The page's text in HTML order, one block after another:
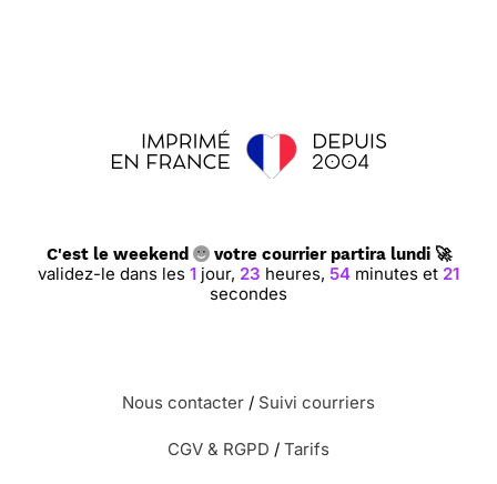
C'est le weekend votre courrier partira lundi 🚀
validez-le dans les 1 jour, 23 heures, 54 minutes et 21
secondes
Nous contacter / Suivi courriers
CGV & RGPD / Tarifs